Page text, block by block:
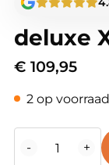
deluxe
€ 109,95
2 op voorraad
-
XL
+